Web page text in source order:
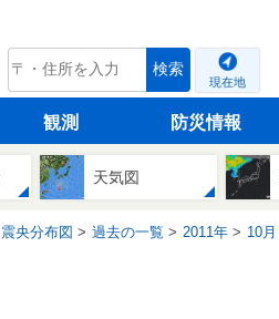
tenki.jp 検索
現在地
観測 防災情報
天気図
震央分布図 過去の一覧 2011年 10月